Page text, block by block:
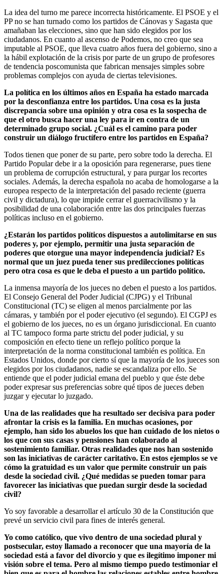
La idea del turno me parece incorrecta históricamente. El PSOE y el
PP no se han turnado como los partidos de Cánovas y Sagasta que
amañaban las elecciones, sino que han sido elegidos por los
ciudadanos. En cuanto al ascenso de Podemos, no creo que sea
imputable al PSOE, que lleva cuatro años fuera del gobierno, sino a
la hábil explotación de la crisis por parte de un grupo de profesores
de tendencia poscomunista que fabrican mensajes simples sobre
problemas complejos con ayuda de ciertas televisiones.
La política en los últimos años en España ha estado marcada
por la desconfianza entre los partidos. Una cosa es la justa
discrepancia sobre una opinión y otra cosa es la sospecha de
que el otro busca hacer una ley para ir en contra de un
determinado grupo social. ¿Cuál es el camino para poder
construir un diálogo fructífero entre los partidos en España?
Todos tienen que poner de su parte, pero sobre todo la derecha. El
Partido Popular debe ir a la oposición para regenerarse, pues tiene
un problema de corrupción estructural, y para purgar los recortes
sociales. Además, la derecha española no acaba de homologarse a la
europea respecto de la interpretación del pasado reciente (guerra
civil y dictadura), lo que impide cerrar el guerracivilismo y la
posibilidad de una colaboración entre las dos principales fuerzas
políticas incluso en el gobierno.
¿Estarán los partidos políticos dispuestos a autolimitarse en sus
poderes y, por ejemplo, permitir una justa separación de
poderes que otorgue una mayor independencia judicial? Es
normal que un juez pueda tener sus predilecciones políticas
pero otra cosa es que le deba el puesto a un partido político.
La inmensa mayoría de los jueces no deben el puesto a los partidos.
El Consejo General del Poder Judicial (CJPG) y el Tribunal
Constitucional (TC) se eligen al menos parcialmente por las
cámaras, y también por el poder ejecutivo (el segundo). El CGPJ es
el gobierno de los jueces, no es un órgano jurisdiccional. En cuanto
al TC tampoco forma parte strictu del poder judicial, y su
composición en efecto tiene un reflejo político porque la
interpretación de la norma constitucional también es política. En
Estados Unidos, donde por cierto sí que la mayoría de los jueces son
elegidos por los ciudadanos, nadie se escandaliza por ello. Se
entiende que el poder judicial emana del pueblo y que éste debe
poder expresar sus preferencias sobre qué tipos de jueces deben
juzgar y ejecutar lo juzgado.
Una de las realidades que ha resultado ser decisiva para poder
afrontar la crisis es la familia. En muchas ocasiones, por
ejemplo, han sido los abuelos los que han cuidado de los nietos o
los que con sus casas y pensiones han colaborado al
sostenimiento familiar. Otras realidades que nos han sostenido
son las iniciativas de carácter caritativo. En estos ejemplos se ve
cómo la gratuidad es un valor que permite construir un país
desde la sociedad civil. ¿Qué medidas se pueden tomar para
favorecer las iniciativas que puedan surgir desde la sociedad
civil?
Yo soy favorable a desarrollar el artículo 30 de la Constitución que
prevé un servicio civil para fines de interés general.
Yo como católico, que vivo dentro de una sociedad plural y
postsecular, estoy llamado a reconocer que una mayoría de la
sociedad está a favor del divorcio y que es ilegítimo imponer mi
visión sobre el tema. Pero al mismo tiempo puedo testimoniar el